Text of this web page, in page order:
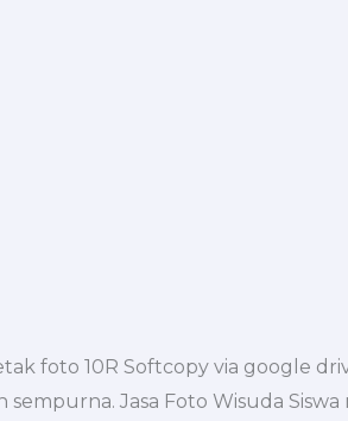
foto 10R Softcopy via google
Jasa Foto Wisuda